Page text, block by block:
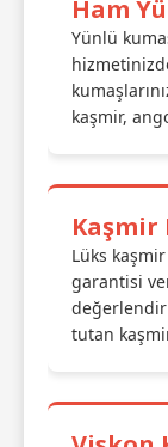
Ham
Yünlü
kaşmir,
Kaşmir
Lüks
garantisi
tutan